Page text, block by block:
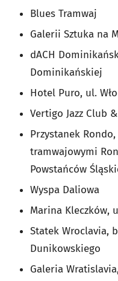
Blues Tramwaj
Galerii Sztuka na
dACH
Dominikańskiej
Hotel Puro, ul.
Vertigo Jazz Club
Przystanek
tramwajowymi
Powstańców
Wyspa Daliowa
Marina Kleczków,
Statek Wroclavia,
Dunikowskiego
Galeria